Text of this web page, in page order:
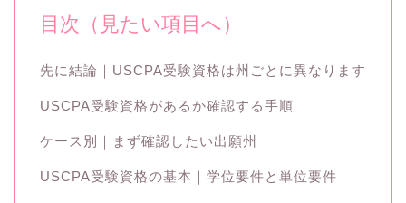
目次（見たい項目へ）
先に結論｜USCPA受験資格は州ごとに異なります
USCPA受験資格があるか確認する手順
ケース別｜まず確認したい出願州
USCPA受験資格の基本｜学位要件と単位要件